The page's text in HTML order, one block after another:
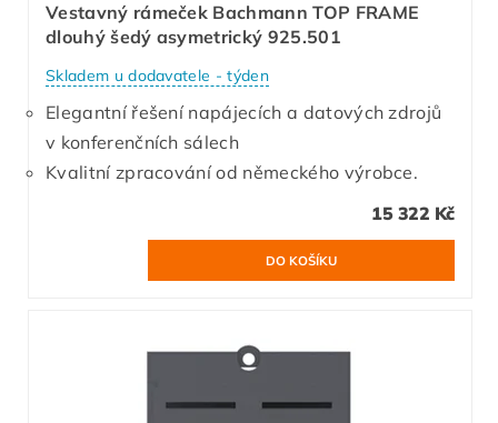
Vestavný rámeček Bachmann TOP FRAME
dlouhý šedý asymetrický 925.501
Skladem u dodavatele - týden
Elegantní řešení napájecích a datových zdrojů
v konferenčních sálech
Kvalitní zpracování od německého výrobce.
15 322 Kč